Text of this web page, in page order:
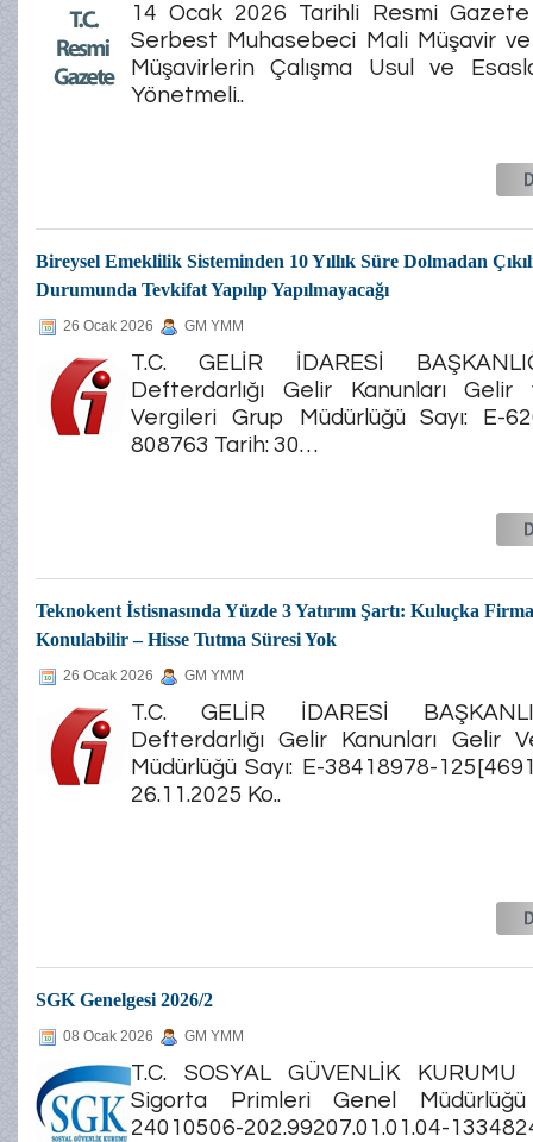
14 Ocak 2026 Tarihli Resmi Gazete
Serbest Muhasebeci Mali Müşavir
Müşavirlerin Çalışma Usul ve
Yönetmeli..
Bireysel Emeklilik Sisteminden 10 Yıllık Süre Dolmadan
Durumunda Tevkifat Yapılıp Yapılmayacağı
26 Ocak 2026 GM YMM
T.C. GELİR İDARESİ
Defterdarlığı Gelir Kanunları Gelir
Vergileri Grup Müdürlüğü Sayı: E-
808763 Tarih: 30…
Teknokent İstisnasında Yüzde 3 Yatırım Şartı: Kuluçka
Konulabilir – Hisse Tutma Süresi Yok
26 Ocak 2026 GM YMM
T.C. GELİR İDARESİ
Defterdarlığı Gelir Kanunları Gelir
Müdürlüğü Sayı: E-38418978-
26.11.2025 Ko..
SGK Genelgesi 2026/2
08 Ocak 2026 GM YMM
T.C. SOSYAL GÜVENLİK KURUMU
Sigorta Primleri Genel
24010506-202.99207.01.01.04-